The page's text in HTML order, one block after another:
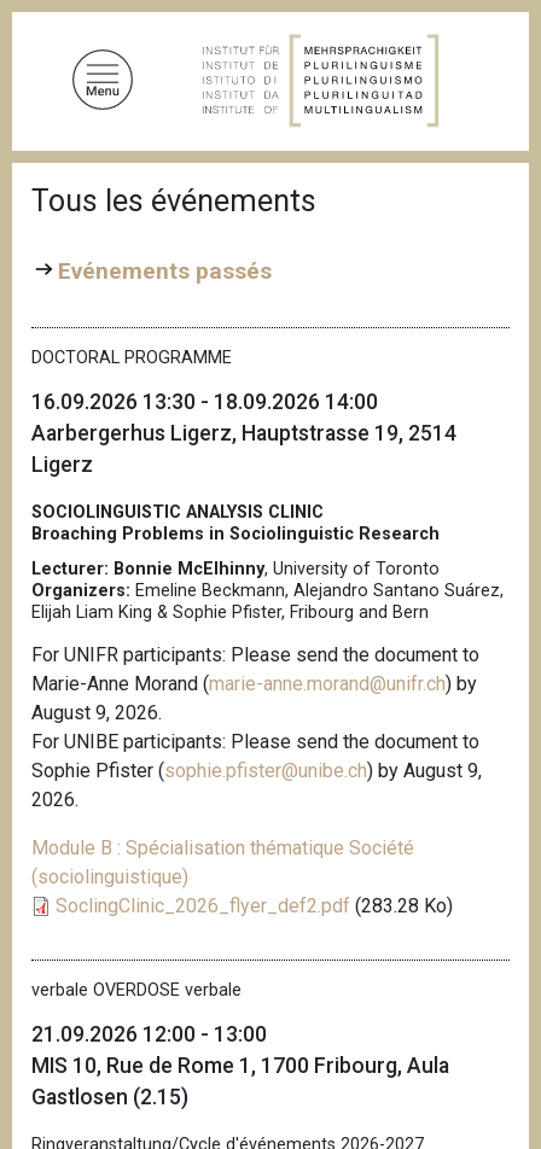
i
l
'
A
i
a
n
e
Tous les événements
Evénements passés
DOCTORAL PROGRAMME
16.09.2026 13:30 - 18.09.2026 14:00
Aarbergerhus Ligerz, Hauptstrasse 19, 2514
Ligerz
SOCIOLINGUISTIC ANALYSIS CLINIC
Broaching Problems in Sociolinguistic Research
Lecturer: Bonnie McElhinny, University of Toronto
Organizers: Emeline Beckmann, Alejandro Santano Suárez,
Elijah Liam King & Sophie Pfister, Fribourg and Bern
For UNIFR participants: Please send the document to
Marie-Anne Morand (marie-anne.morand@unifr.ch) by
August 9, 2026.
For UNIBE participants: Please send the document to
Sophie Pfister (sophie.pfister@unibe.ch) by August 9,
2026.
Module B : Spécialisation thématique Société
(sociolinguistique)
SoclingClinic_2026_flyer_def2.pdf (283.28 Ko)
verbale OVERDOSE verbale
21.09.2026 12:00 - 13:00
MIS 10, Rue de Rome 1, 1700 Fribourg, Aula
Gastlosen (2.15)
Ringveranstaltung/Cycle d'événements 2026-2027